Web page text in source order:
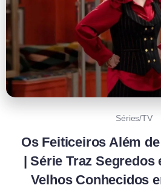
Séries/TV
Os Feiticeiros Além
| Série Traz Segredos
Velhos Conhecidos